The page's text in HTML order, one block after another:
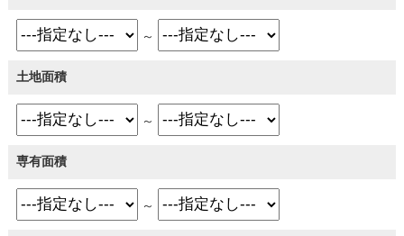
～
土地面積
～
専有面積
～